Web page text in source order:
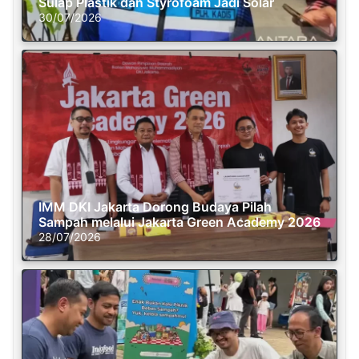
30/07/2026
IMM DKI Jakarta Dorong Budaya Pilah
Sampah melalui Jakarta Green Academy 2026
28/07/2026